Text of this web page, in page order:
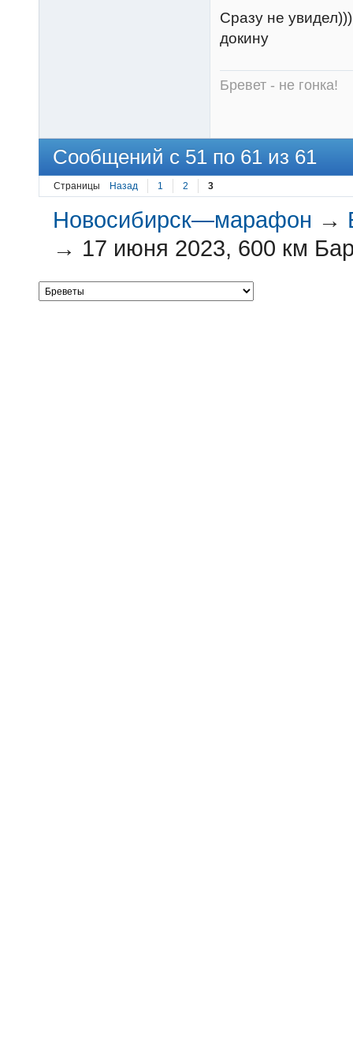
Сразу не
докину
Бревет - не гонка!
Сообщений с 51 по 61 из 61
Страницы Назад 1 2 3
Новосибирск—марафон →
→ 17 июня 2023, 600 км